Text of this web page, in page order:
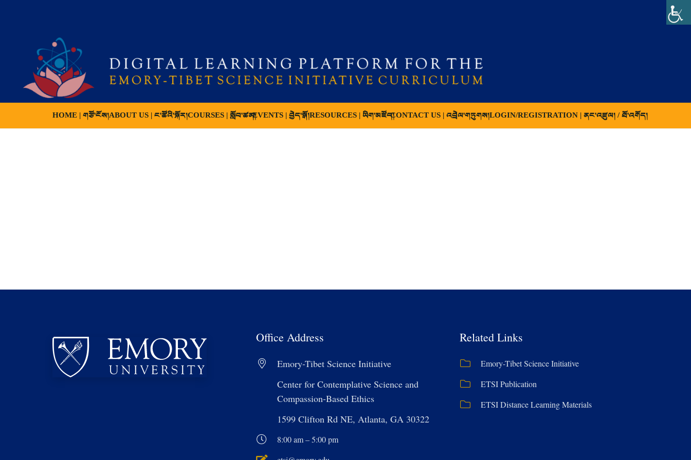
HOME | གཙོ་ངོས།ABOUT US | ང་ཚོའི་སྐོར།COURSES | སློབ་ཚན།EVENTS | བྱེད་སྒོ།RESOURCES | ཡིག་མཛོད།CONTACT US | འབྲེལ་གཏུགས།LOGIN/REGISTRATION | ནང་འཛུལ། / ཐོ་འགོད།
Office Address
Emory-Tibet Science Initiative
Center for Contemplative Science and
Compassion-Based Ethics
1599 Clifton Rd NE, Atlanta, GA 30322
8:00 am – 5:00 pm
Related Links
Emory-Tibet Science Initiative
ETSI Publication
ETSI Distance Learning Materials